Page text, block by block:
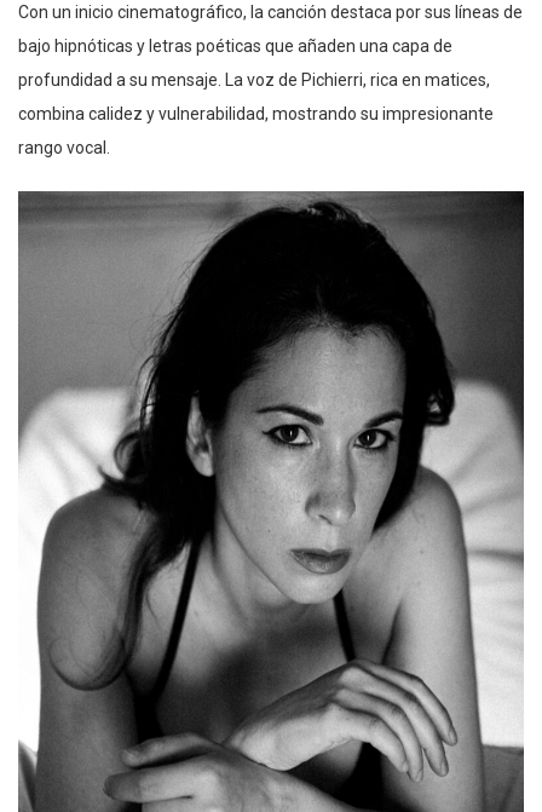
Con un inicio cinematográfico, la canción destaca por sus líneas de
bajo hipnóticas y letras poéticas que añaden una capa de
profundidad a su mensaje. La voz de Pichierri, rica en matices,
combina calidez y vulnerabilidad, mostrando su impresionante
rango vocal.